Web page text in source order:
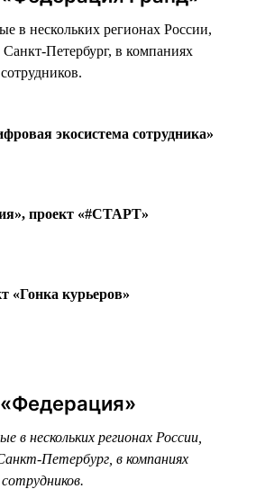
в нескольких регионах России,
Петербург, в компаниях
экосистема сотрудника»
проект «#СТАРТ»
«Гонка курьеров»
в нескольких регионах России,
Петербург, в компаниях